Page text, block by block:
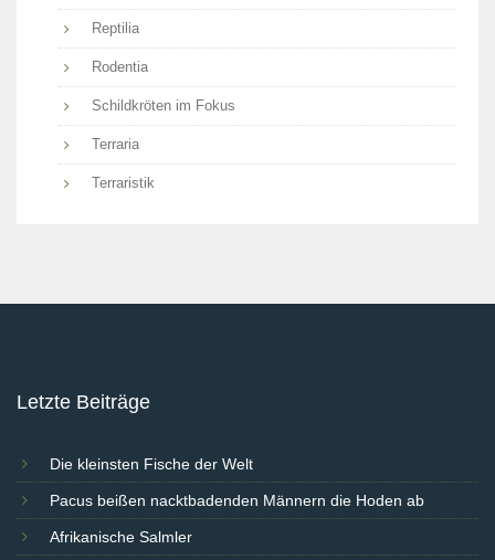
Reptilia
Rodentia
Schildkröten im Fokus
Terraria
Terraristik
Letzte Beiträge
Die kleinsten Fische der Welt
Pacus beißen nacktbadenden Männern die Hoden ab
Afrikanische Salmler